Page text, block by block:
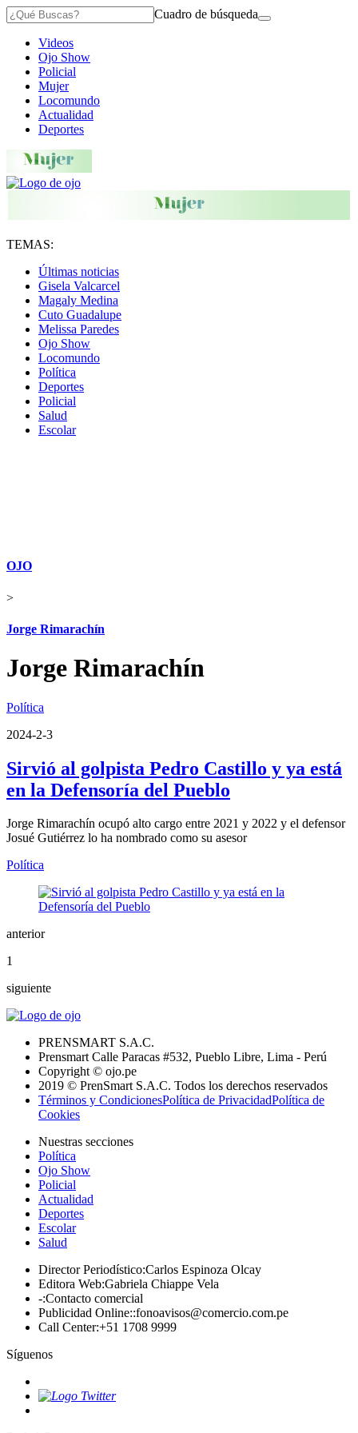
Cuadro de búsqueda
Videos
Ojo Show
Policial
Mujer
Locomundo
Actualidad
Deportes
TEMAS:
Últimas noticias
Gisela Valcarcel
Magaly Medina
Cuto Guadalupe
Melissa Paredes
Ojo Show
Locomundo
Política
Deportes
Policial
Salud
Escolar
OJO
>
Jorge Rimarachín
Jorge Rimarachín
Política
2024-2-3
Sirvió al golpista Pedro Castillo y ya está
en la Defensoría del Pueblo
Jorge Rimarachín ocupó alto cargo entre 2021 y 2022 y el defensor
Josué Gutiérrez lo ha nombrado como su asesor
Política
anterior
1
siguiente
PRENSMART S.A.C.
Prensmart Calle Paracas #532, Pueblo Libre, Lima - Perú
Copyright © ojo.pe
2019 © PrenSmart S.A.C. Todos los derechos reservados
Términos y CondicionesPolítica de PrivacidadPolítica de
Cookies
Nuestras secciones
Política
Ojo Show
Policial
Actualidad
Deportes
Escolar
Salud
Director Periodístico:Carlos Espinoza Olcay
Editora Web:Gabriela Chiappe Vela
-:Contacto comercial
Publicidad Online::fonoavisos@comercio.com.pe
Call Center:+51 1708 9999
Síguenos